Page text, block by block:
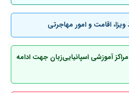
ویزا، اقامت و امور مهاجرتی
آموزشی اسپانیایی‌زبان جهت ادامه